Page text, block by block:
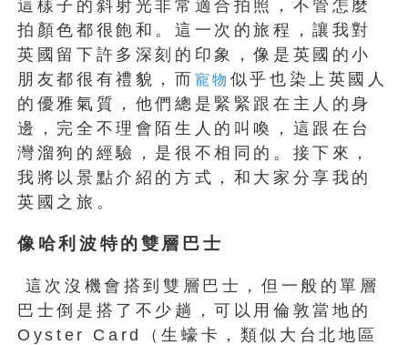
這樣子的斜射光非常適合拍照，不管怎麼
拍顏色都很飽和。這一次的旅程，讓我對
英國留下許多深刻的印象，像是英國的小
朋友都很有禮貌，而 寵物 似乎也染上英國人
的優雅氣質，他們總是緊緊跟在主人的身
邊，完全不理會陌生人的叫喚，這跟在台
灣溜狗的經驗，是很不相同的。接下來，
我將以景點介紹的方式，和大家分享我的
英國之旅。
像哈利波特的雙層巴士
這次沒機會搭到雙層巴士，但一般的單層
巴士倒是搭了不少趟，可以用倫敦當地的
Oyster Card（生蠔卡，類似大台北地區